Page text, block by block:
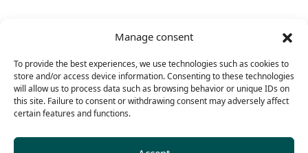
Manage consent
To provide the best experiences, we use technologies such as cookies to
store and/or access device information. Consenting to these technologies
will allow us to process data such as browsing behavior or unique IDs on
this site. Failure to consent or withdrawing consent may adversely affect
certain features and functions.
Phone: +33 (0) 4 90 27 09 40
WhatsApp: +33 (0) 4 90 27 09 40